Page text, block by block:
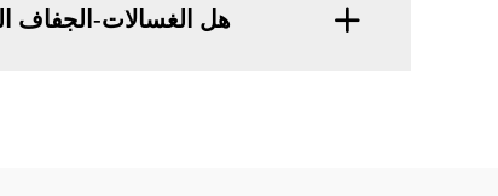
هل الغسالات-الجفاف